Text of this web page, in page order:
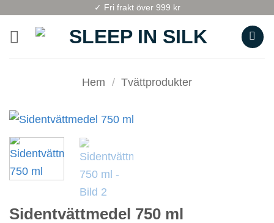
content
✓ Fri frakt över 999 kr
Hem / Tvättprodukter
Sidentvättmedel 750 ml